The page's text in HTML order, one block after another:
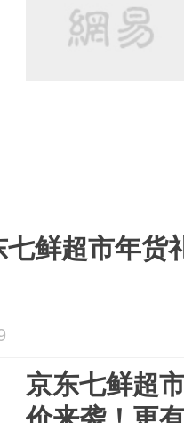
鲜超市年货
京东七鲜超